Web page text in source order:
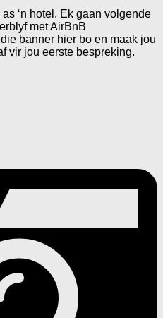
‘n hotel. Ek gaan volgende
met AirBnB
banner hier bo en maak jou
vir jou eerste bespreking.